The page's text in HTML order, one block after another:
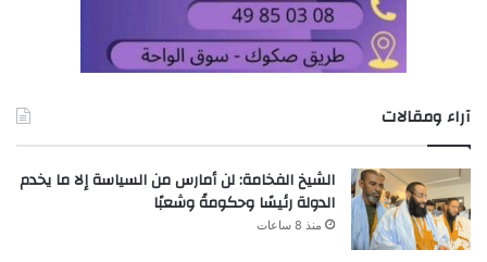
آراء ومقالات
الشيخ الفخامة: لن أمارس من السياسة إلا ما يخدم
الدولة رئيسًا وحكومةً وشعبًا
منذ 8 ساعات